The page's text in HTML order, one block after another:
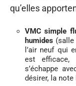
qu’elles
VMC simple
humides (salle
l’air neuf qui
est efficace,
s’échappe
désirer, la note